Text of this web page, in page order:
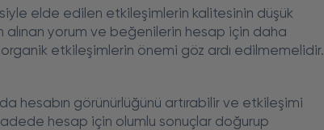
elde edilen etkileşimlerin kalitesinin düşük
alınan yorum ve beğenilerin hesap için daha
etkileşimlerin önemi göz ardı edilmemelidir.
hesabın görünürlüğünü artırabilir ve etkileşimi
hesap için olumlu sonuçlar doğurup